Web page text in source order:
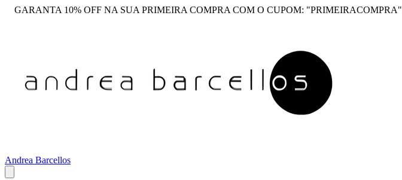
GARANTA 10% OFF NA SUA PRIMEIRA COMPRA COM O CUPOM: "PRIMEIRACOMPRA"
Andrea Barcellos